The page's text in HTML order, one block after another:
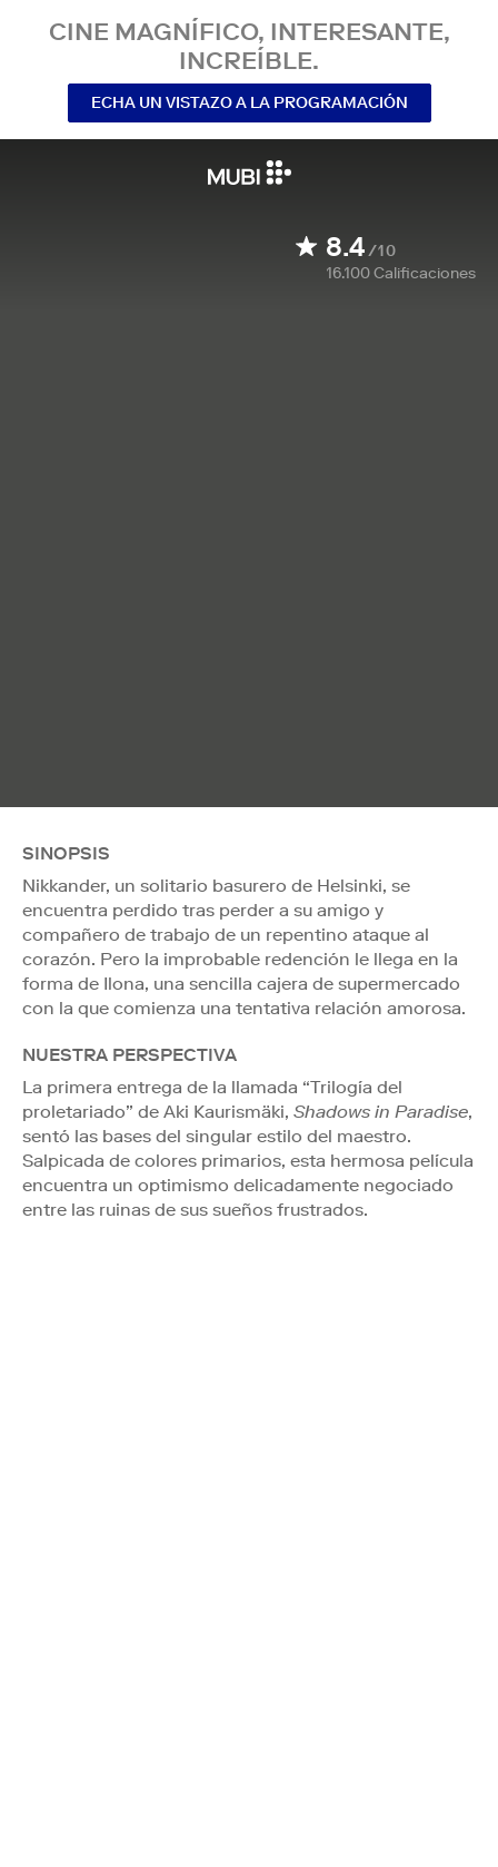
CINE MAGNÍFICO, INTERESANTE,
INCREÍBLE.
ECHA UN VISTAZO A LA PROGRAMACIÓN
8.4/10
16.100Calificaciones
SINOPSIS
Nikkander, un solitario basurero de Helsinki, se
encuentra perdido tras perder a su amigo y
compañero de trabajo de un repentino ataque al
corazón. Pero la improbable redención le llega en la
forma de Ilona, una sencilla cajera de supermercado
con la que comienza una tentativa relación amorosa.
NUESTRA PERSPECTIVA
La primera entrega de la llamada “Trilogía del
proletariado” de Aki Kaurismäki, Shadows in Paradise,
sentó las bases del singular estilo del maestro.
Salpicada de colores primarios, esta hermosa película
encuentra un optimismo delicadamente negociado
entre las ruinas de sus sueños frustrados.